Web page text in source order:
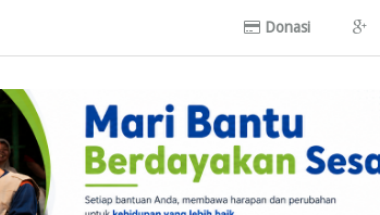
Donasi